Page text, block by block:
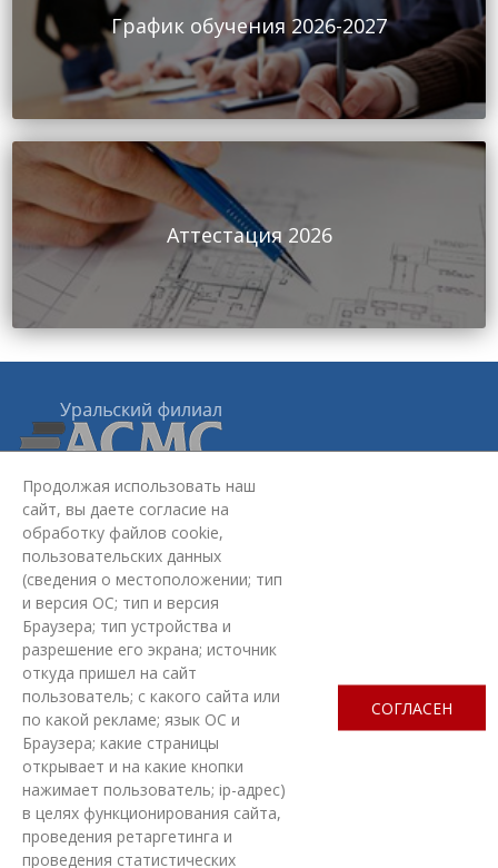
График обучения 2026-2027
Аттестация 2026
Уральский филиал АСМС:
Красноармейская, стр. 4Б, 2 этаж
+7 (343) 363-03-30
omd@ufasms.ru
МЫ В СОЦСЕТЯХ
ЗАДАТЬ ВОПРОС
СОЗДАНИЕ САЙТА
Продолжая использовать наш
сайт, вы даете согласие на
обработку файлов cookie,
пользовательских данных
(сведения о местоположении; тип
и версия ОС; тип и версия
Браузера; тип устройства и
разрешение его экрана; источник
откуда пришел на сайт
пользователь; с какого сайта или
по какой рекламе; язык ОС и
Браузера; какие страницы
открывает и на какие кнопки
нажимает пользователь; ip-адрес)
в целях функционирования сайта,
проведения ретаргетинга и
проведения статистических
СОГЛАСЕН